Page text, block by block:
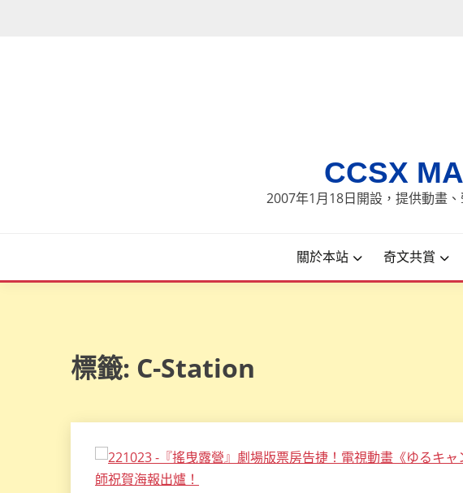
CCSX
2007年1月18日開設，提供動畫
關於本站 奇文共賞
標籤: C-Station